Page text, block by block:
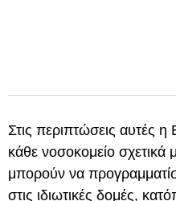
Στις περιπτώσεις αυτές
κάθε νοσοκομείο σχετικά
μπορούν να
στις ιδιωτικές δομές,